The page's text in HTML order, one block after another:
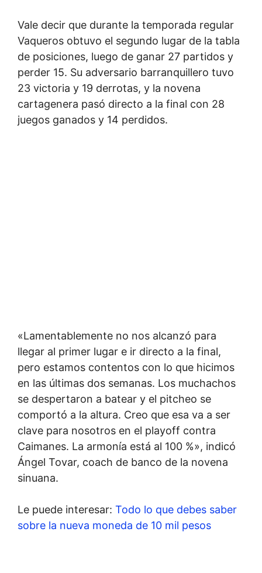
Vale decir que durante la temporada regular
Vaqueros obtuvo el segundo lugar de la tabla
de posiciones, luego de ganar 27 partidos y
perder 15. Su adversario barranquillero tuvo
23 victoria y 19 derrotas, y la novena
cartagenera pasó directo a la final con 28
juegos ganados y 14 perdidos.
«Lamentablemente no nos alcanzó para
llegar al primer lugar e ir directo a la final,
pero estamos contentos con lo que hicimos
en las últimas dos semanas. Los muchachos
se despertaron a batear y el pitcheo se
comportó a la altura. Creo que esa va a ser
clave para nosotros en el playoff contra
Caimanes. La armonía está al 100 %», indicó
Ángel Tovar, coach de banco de la novena
sinuana.
Le puede interesar: Todo lo que debes saber
sobre la nueva moneda de 10 mil pesos